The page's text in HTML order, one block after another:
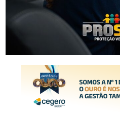
Fonte: Coordenadoria de
Correspondente Regional em